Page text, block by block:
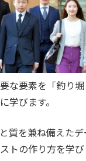
な要素を「釣り
学びます。
質を兼ね備えた
トの作り方を学